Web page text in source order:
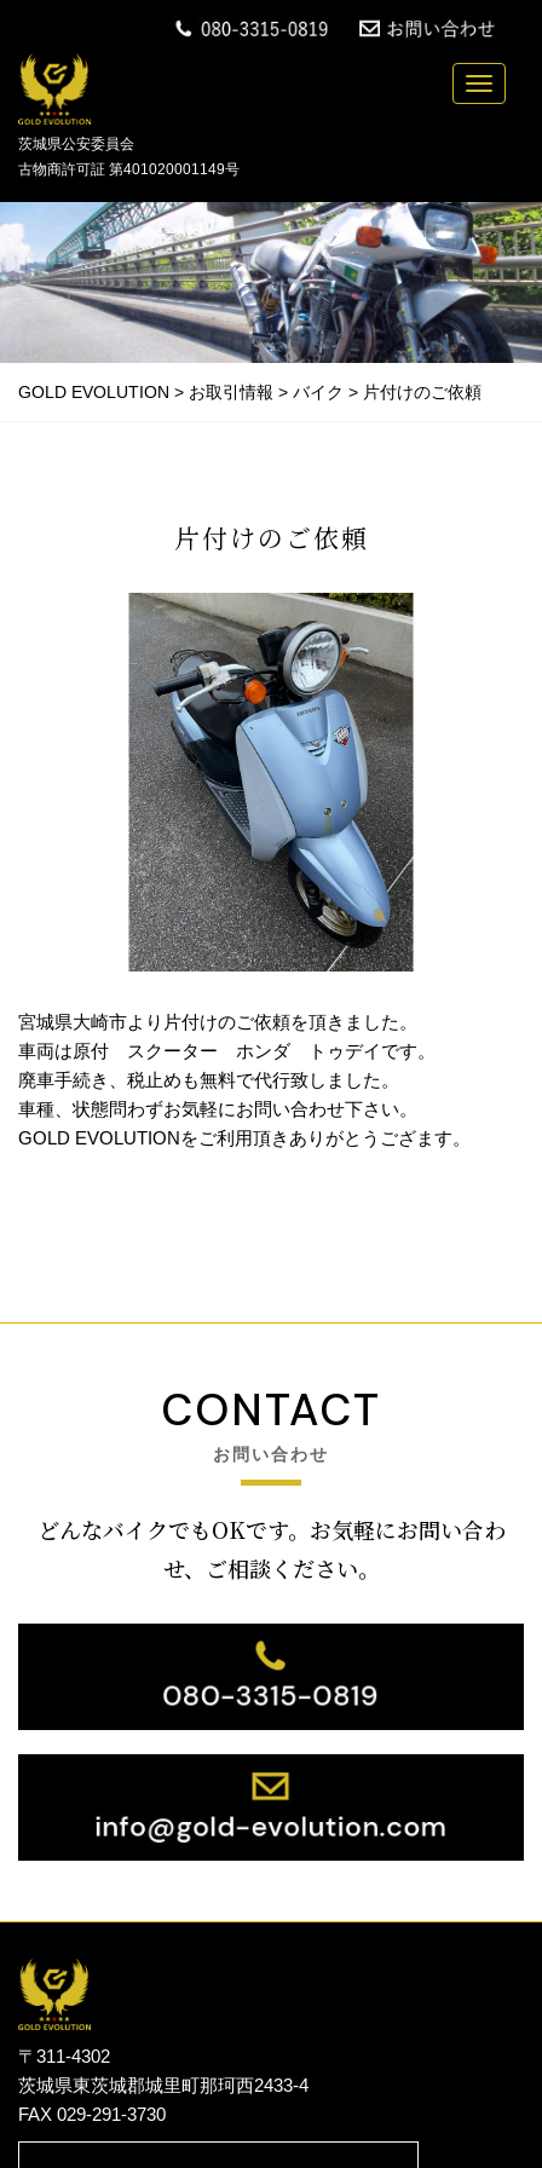
Toggle
中古バイクの買取・無料引取を行っている「
茨城県公安委員会
古物商許可証 第401020001149号
GOLD EVOLUTION > お取引情報 > バイク > 片付けのご依頼
片付けのご依頼
宮城県大崎市より片付けのご依頼を頂きました。
車両は原付 スクーター ホンダ トゥデイです。
廃車手続き、税止めも無料で代行致しました。
車種、状態問わずお気軽にお問い合わせ下さい。
GOLD EVOLUTIONをご利用頂きありがとうござます。
CONTACT
お問い合わせ
どんなバイクでもOKです。お気軽にお問い合わ
せ、ご相談ください。
〒311-4302
茨城県東茨城郡城里町那珂西2433-4
FAX 029-291-3730